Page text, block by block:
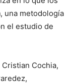
una metodología
el estudio de
Cochia,